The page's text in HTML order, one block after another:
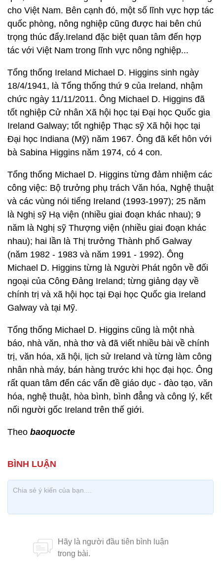
cho Việt Nam. Bên cạnh đó, một số lĩnh vực hợp tác
quốc phòng, nông nghiệp cũng được hai bên chú
trọng thúc đẩy.Ireland đặc biệt quan tâm đến hợp
tác với Việt Nam trong lĩnh vực nông nghiệp...
Tổng thống Ireland Michael D. Higgins sinh ngày
18/4/1941, là Tổng thống thứ 9 của Ireland, nhậm
chức ngày 11/11/2011. Ông Michael D. Higgins đã
tốt nghiệp Cử nhân Xã hội học tại Đại học Quốc gia
Ireland Galway; tốt nghiệp Thạc sỹ Xã hội học tại
Đại học Indiana (Mỹ) năm 1967. Ông đã kết hôn với
bà Sabina Higgins năm 1974, có 4 con.
Tổng thống Michael D. Higgins từng đảm nhiệm các
công việc: Bộ trưởng phụ trách Văn hóa, Nghệ thuật
và các vùng nói tiếng Ireland (1993-1997); 25 năm
là Nghị sỹ Hạ viện (nhiều giai đoạn khác nhau); 9
năm là Nghị sỹ Thượng viện (nhiều giai đoạn khác
nhau); hai lần là Thị trưởng Thành phố Galway
(năm 1982 - 1983 và năm 1991 - 1992). Ông
Michael D. Higgins từng là Người Phát ngôn về đối
ngoại của Công Đảng Ireland; từng giảng dạy về
chính trị và xã hội học tại Đại học Quốc gia Ireland
Galway và tại Mỹ.
Tổng thống Michael D. Higgins cũng là một nhà
báo, nhà văn, nhà thơ và đã viết nhiều bài về chính
trị, văn hóa, xã hội, lịch sử Ireland và từng làm công
nhân nhà máy, bán hàng trước khi học đại học. Ông
rất quan tâm đến các vấn đề giáo dục - đào tạo, văn
hóa, nghệ thuật, hòa bình, bình đẳng và công lý, kết
nối người gốc Ireland trên thế giới.
Theo baoquocte